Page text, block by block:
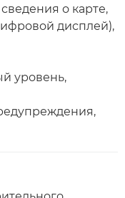
о карте,
дисплей),
уровень,